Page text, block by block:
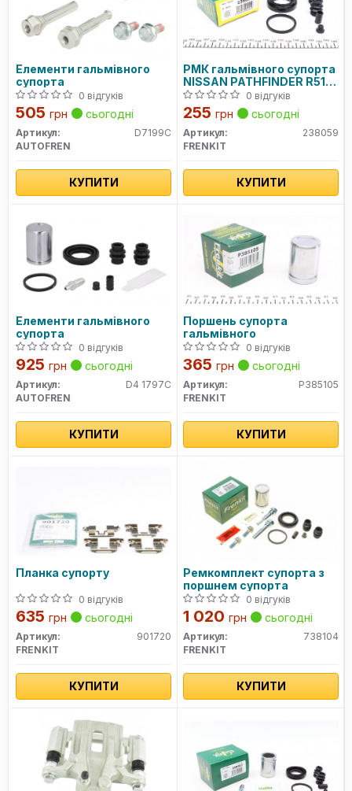
Елементи гальмівного
супорта
0 відгуків
505 грн сьогодні
Артикул:
D7199C
AUTOFREN
КУПИТИ
РМК гальмівного супорта
NISSAN PATHFINDER R51
04-15, SUBARU OUTBACK
09-14, SUBARU XV 11-17
0 відгуків
255 грн сьогодні
Артикул:
238059
FRENKIT
КУПИТИ
Елементи гальмівного
супорта
0 відгуків
925 грн сьогодні
Артикул:
D4 1797C
AUTOFREN
КУПИТИ
Поршень супорта
гальмівного
0 відгуків
365 грн сьогодні
Артикул:
P385105
FRENKIT
КУПИТИ
Планка супорту
0 відгуків
635 грн сьогодні
Артикул:
901720
FRENKIT
КУПИТИ
Ремкомплект супорта з
поршнем супорта
0 відгуків
1 020 грн сьогодні
Артикул:
738104
FRENKIT
КУПИТИ